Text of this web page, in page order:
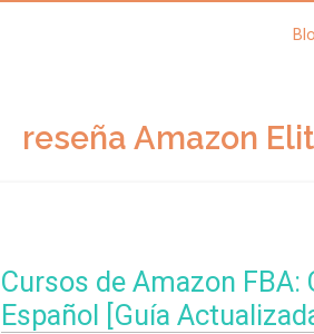
reseña Amazon
Cursos de Amazon
Español [Guía